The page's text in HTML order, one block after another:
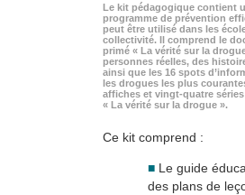
Le kit pédagogique contient
programme de prévention
peut être utilisé dans les
collectivité. Il comprend le
primé « La vérité sur la
personnes réelles, des
ainsi que les 16 spots
les drogues les plus
affiches et vingt-quatre
« La vérité sur la drogue ».
Ce kit comprend :
■ Le guide
des plans de